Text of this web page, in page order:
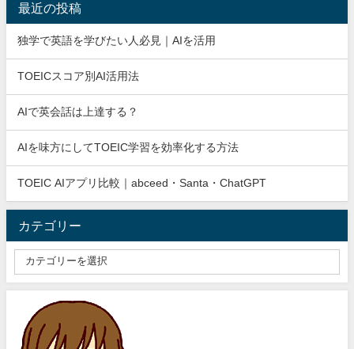
最近の投稿
独学で英語を学びたい人必見｜AIを活用
TOEICスコア別AI活用法
AIで英会話は上達する？
AIを味方にしてTOEIC学習を効率化する方法
TOEIC AIアプリ比較｜abceed・Santa・ChatGPT
カテゴリー